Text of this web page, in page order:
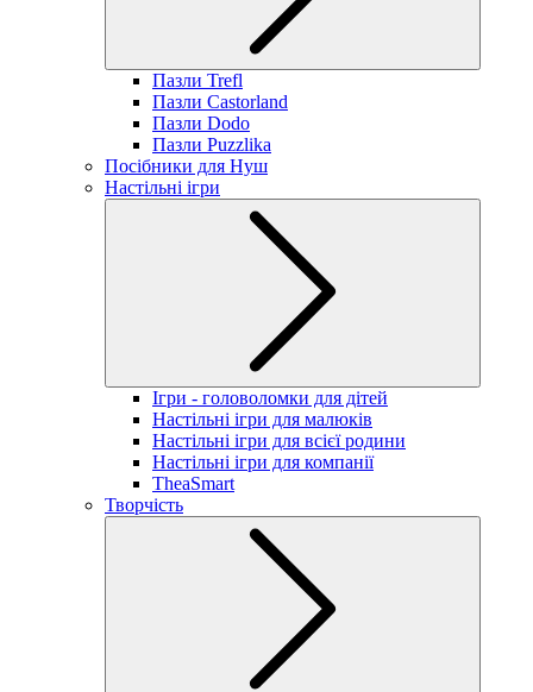
Пазли Trefl
Пазли Castorland
Пазли Dodo
Пазли Puzzlika
Посібники для Нуш
Настільні ігри
Ігри - головоломки для дітей
Настільні ігри для малюків
Настільні ігри для всієї родини
Настільні ігри для компанії
TheaSmart
Творчість